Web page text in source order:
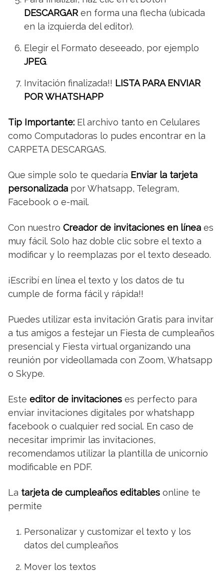
DESCARGAR en forma una flecha (ubicada
en la izquierda del editor).
Elegir el Formato deseeado, por ejemplo
JPEG.
Invitación finalizada!! LISTA PARA ENVIAR
POR WHATSHAPP
Tip Importante: El archivo tanto en Celulares
como Computadoras lo pudes encontrar en la
CARPETA DESCARGAS.
Que simple solo te quedaría Enviar la tarjeta
personalizada por Whatsapp, Telegram,
Facebook o e-mail.
Con nuestro Creador de invitaciones en línea es
muy fácil. Solo haz doble clic sobre el texto a
modificar y lo reemplazas por el texto deseado.
¡Escribí en línea el texto y los datos de tu
cumple de forma fácil y rápida!!
Puedes utilizar esta invitación Gratis para invitar
a tus amigos a festejar un Fiesta de cumpleaños
presencial y Fiesta virtual organizando una
reunión por videollamada con Zoom, Whatsapp
o Skype.
Este editor de invitaciones es perfecto para
enviar invitaciones digitales por whatshapp
facebook o cualquier red social. En caso de
necesitar imprimir las invitaciones,
recomendamos utilizar la plantilla de unicornio
modificable en PDF.
La tarjeta de cumpleaños editables online te
permite
Personalizar y customizar el texto y los
datos del cumpleaños
Mover los textos